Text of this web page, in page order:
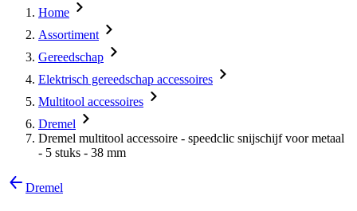
Home
Assortiment
Gereedschap
Elektrisch gereedschap accessoires
Multitool accessoires
Dremel
Dremel multitool accessoire - speedclic snijschijf voor metaal
- 5 stuks - 38 mm
Dremel